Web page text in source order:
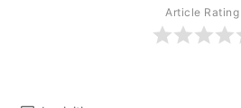
Article Rating